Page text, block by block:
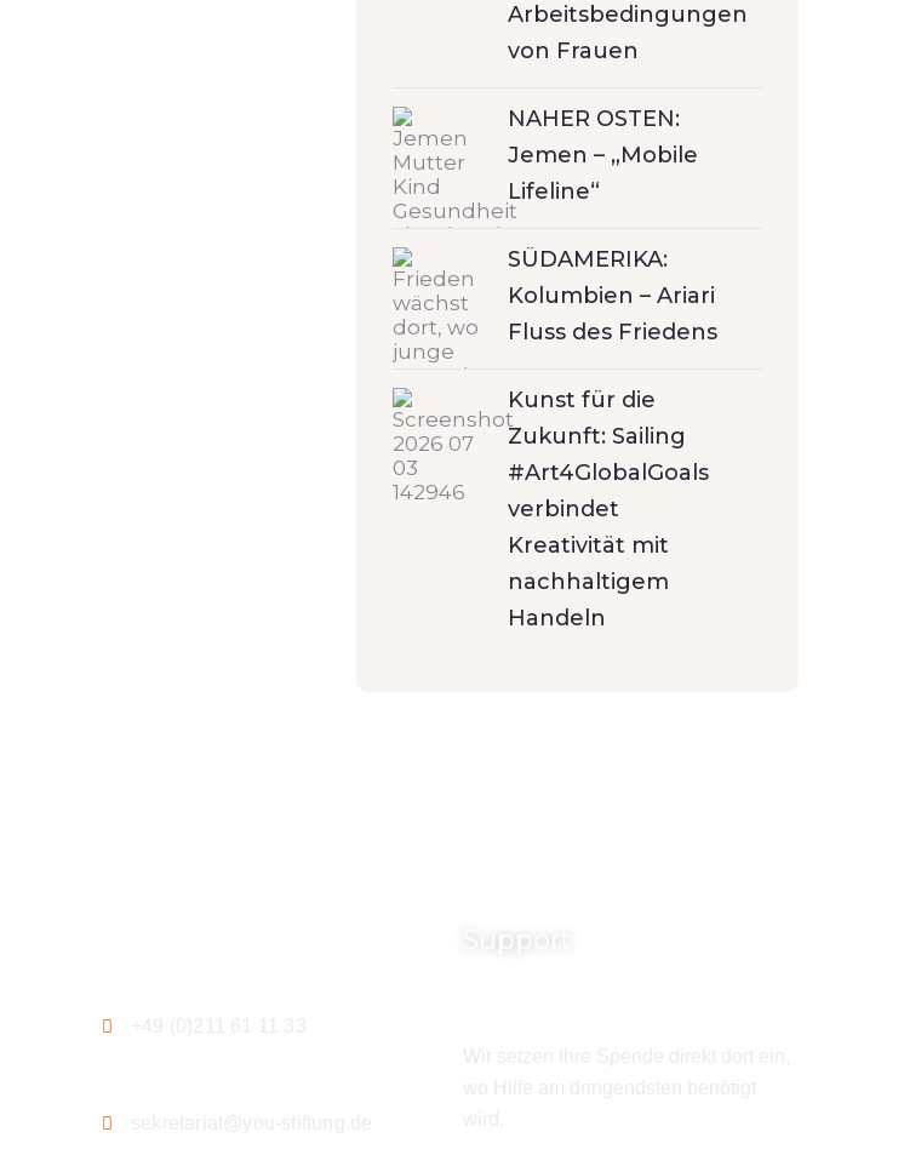
Arbeitsbedingungen
von Frauen
NAHER OSTEN:
Jemen – „Mobile
Lifeline“
SÜDAMERIKA:
Kolumbien – Ariari
Fluss des Friedens
Kunst für die
Zukunft: Sailing
#Art4GlobalGoals
verbindet
Kreativität mit
nachhaltigem
Handeln
Support